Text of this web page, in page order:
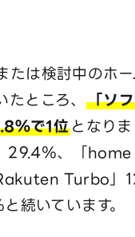
たは検討中のホ
たところ、 「ソ
％で1位 となり
29.4％、「home
Turbo」
続いています。